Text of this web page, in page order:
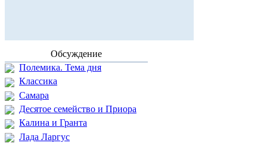
Обсуждение
Полемика. Тема дня
Классика
Самара
Десятое семейство и Приора
Калина и Гранта
Лада Ларгус